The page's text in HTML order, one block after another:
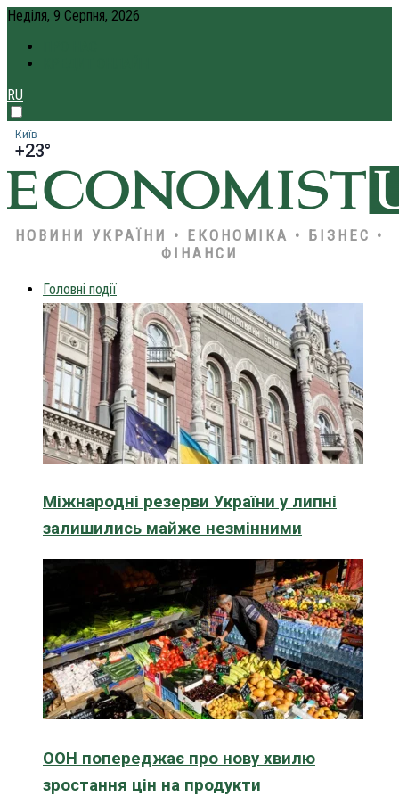
Неділя, 9 Серпня, 2026
RU
Київ
+23°
НОВИНИ УКРАЇНИ • ЕКОНОМІКА • БІЗНЕС •
ФІНАНСИ
Головні події
Міжнародні резерви України у липні
залишились майже незмінними
ООН попереджає про нову хвилю
зростання цін на продукти